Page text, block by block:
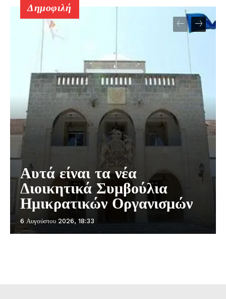
Δημοφιλή
Αυτά είναι τα νέα
Διοικητικά Συμβούλια
Ημικρατικών Οργανισμών
6 Αυγούστου 2026, 18:33